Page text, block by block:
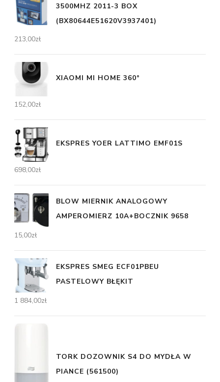
3500MHZ 2011-3 BOX
(BX80644E51620V3937401)
213,00zł
XIAOMI MI HOME 360°
152,00zł
EKSPRES YOER LATTIMO EMF01S
698,00zł
BLOW MIERNIK ANALOGOWY
AMPEROMIERZ 10A+BOCZNIK 9658
15,00zł
EKSPRES SMEG ECF01PBEU
PASTELOWY BŁĘKIT
1 884,00zł
TORK DOZOWNIK S4 DO MYDŁA W
PIANCE (561500)